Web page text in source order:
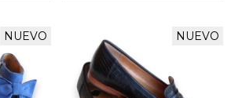
NUEVO NUEVO